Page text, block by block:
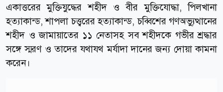
একাত্তরের মুক্তিযুদ্ধের শহীদ ও বীর মুক্তিযোদ্ধা, পিলখানা
হত্যাকান্ড, শাপলা চত্ত্বরের হত্যাকান্ড, চব্বিশের গণঅভ্যু্ত্থানের
শহীদ ও জামায়াতের ১১ নেতাসহ সব শহীদকে গভীর শ্রদ্ধার
সঙ্গে স্মরণ ও তাদের যথাযথ মর্যাদা দানের জন্য দোয়া কামনা
করেন।